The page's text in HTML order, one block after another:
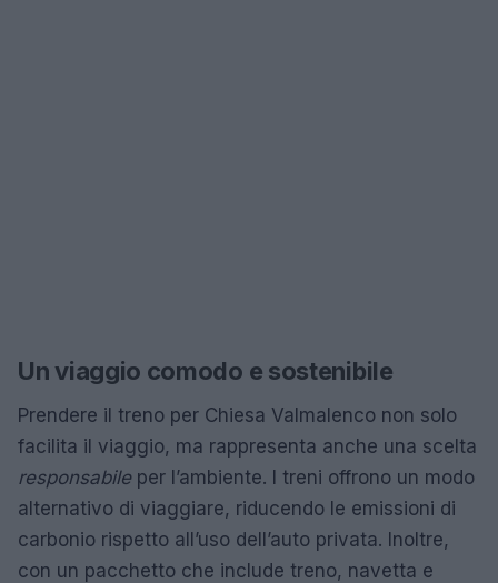
Un viaggio comodo e sostenibile
Prendere il treno per Chiesa Valmalenco non solo
facilita il viaggio, ma rappresenta anche una scelta
responsabileper l’ambiente. I treni offrono un modo
alternativo di viaggiare, riducendo le emissioni di
carbonio rispetto all’uso dell’auto privata. Inoltre,
con un pacchetto che include treno, navetta e